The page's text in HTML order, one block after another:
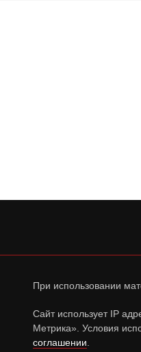
При использовании
Сайт использует IP
Метрика». Условия
соглашении